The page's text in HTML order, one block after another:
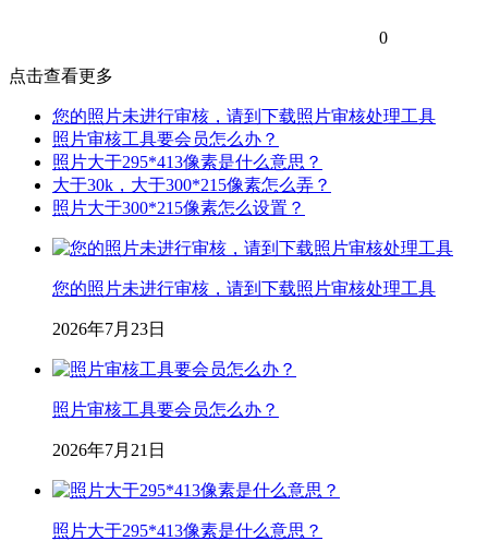
0
点击查看更多
您的照片未进行审核，请到下载照片审核处理工具
照片审核工具要会员怎么办？
照片大于295*413像素是什么意思？
大于30k，大于300*215像素怎么弄？
照片大于300*215像素怎么设置？
您的照片未进行审核，请到下载照片审核处理工具
2026年7月23日
照片审核工具要会员怎么办？
2026年7月21日
照片大于295*413像素是什么意思？